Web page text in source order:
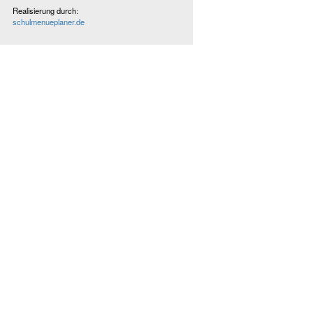
Realisierung durch:
schulmenueplaner.de